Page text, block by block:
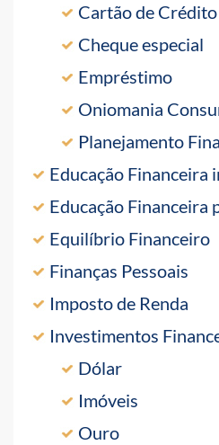
Cartão de Crédito
Cheque especial
Empréstimo
Oniomania
Planejamento
Educação Financeira
Educação Financeira
Equilíbrio Financeiro
Finanças Pessoais
Imposto de Renda
Investimentos
Dólar
Imóveis
Ouro